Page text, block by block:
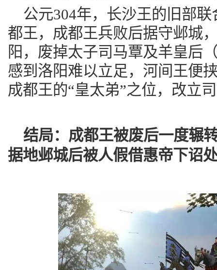
公元304年，长沙王的旧部
都王，成都王兵败后据守邺城
阳，废掉太子司马覃及羊皇后
感到洛阳难以立足，河间王便
成都王的“皇太弟”之位，改立
结局： 成都王被废后一度辗
据地邺城后被人假借惠帝下诏